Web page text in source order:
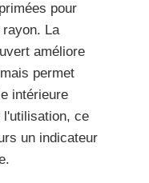
pour
La
améliore
permet
intérieure
l'utilisation, ce
un indicateur